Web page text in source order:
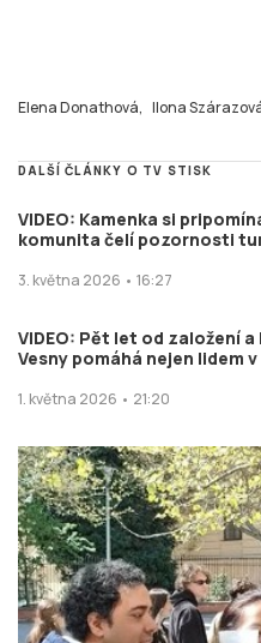
Elena Donathová, Ilona
DALŠÍ ČLÁNKY O TV STISK
VIDEO: Kamenka si
komunita čelí pozornosti
3. května 2026 • 16:27
VIDEO: Pět let od založení
Vesny pomáhá nejen lidem
1. května 2026 • 21:20